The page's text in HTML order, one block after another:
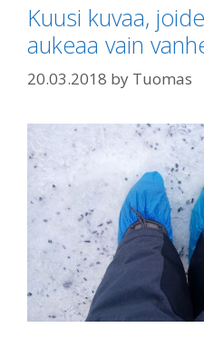
Kuusi kuvaa,
aukeaa vain
20.03.2018 by Tuomas